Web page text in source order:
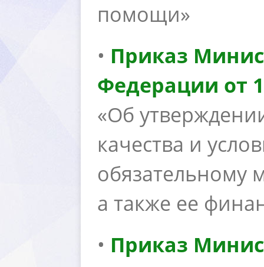
помощи»
• Приказ
Федерации от
«Об
качества и
обязательному
а также ее
• Приказ